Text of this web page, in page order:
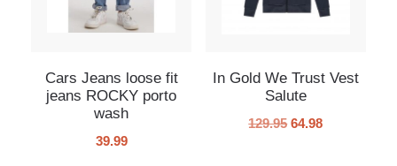
Cars Jeans loose fit
jeans ROCKY porto
wash
39.99
In Gold We Trust Vest
Salute
129.95 64.98